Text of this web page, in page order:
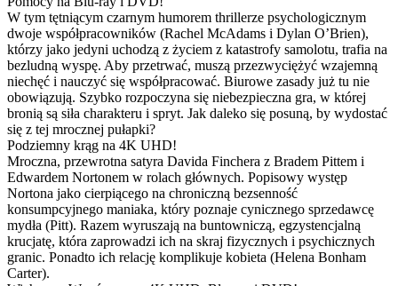
W tym tętniącym czarnym humorem thrillerze psychologicznym
dwoje współpracowników (Rachel McAdams i Dylan O’Brien),
którzy jako jedyni uchodzą z życiem z katastrofy samolotu, trafia na
bezludną wyspę. Aby przetrwać, muszą przezwyciężyć wzajemną
niechęć i nauczyć się współpracować. Biurowe zasady już tu nie
obowiązują. Szybko rozpoczyna się niebezpieczna gra, w której
bronią są siła charakteru i spryt. Jak daleko się posuną, by wydostać
się z tej mrocznej pułapki?
Podziemny krąg na 4K UHD!
Mroczna, przewrotna satyra Davida Finchera z Bradem Pittem i
Edwardem Nortonem w rolach głównych. Popisowy występ
Nortona jako cierpiącego na chroniczną bezsenność
konsumpcyjnego maniaka, który poznaje cynicznego sprzedawcę
mydła (Pitt). Razem wyruszają na buntowniczą, egzystencjalną
krucjatę, która zaprowadzi ich na skraj fizycznych i psychicznych
granic. Ponadto ich relację komplikuje kobieta (Helena Bonham
Carter).